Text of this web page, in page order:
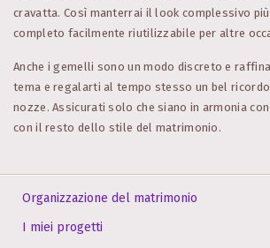
cravatta. Così manterrai il look complessivo
completo facilmente riutilizzabile per altre
Anche i gemelli sono un modo discreto e
tema e regalarti al tempo stesso un bel
nozze. Assicurati solo che siano in armonia
con il resto dello stile del matrimonio.
Organizzazione del matrimonio
I miei progetti